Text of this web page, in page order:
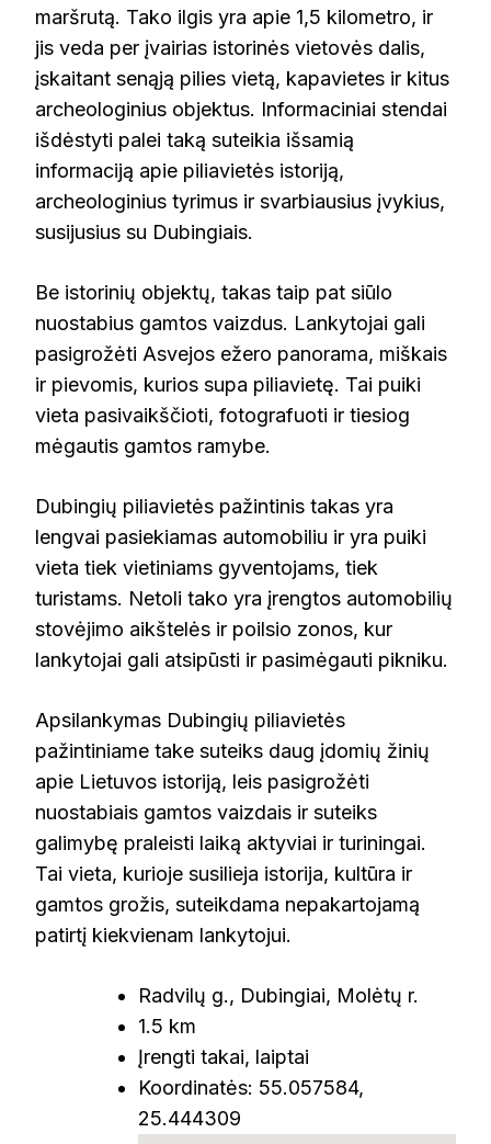
maršrutą. Tako ilgis yra apie 1,5 kilometro, ir
jis veda per įvairias istorinės vietovės dalis,
įskaitant senąją pilies vietą, kapavietes ir kitus
archeologinius objektus. Informaciniai stendai
išdėstyti palei taką suteikia išsamią
informaciją apie piliavietės istoriją,
archeologinius tyrimus ir svarbiausius įvykius,
susijusius su Dubingiais.
Be istorinių objektų, takas taip pat siūlo
nuostabius gamtos vaizdus. Lankytojai gali
pasigrožėti Asvejos ežero panorama, miškais
ir pievomis, kurios supa piliavietę. Tai puiki
vieta pasivaikščioti, fotografuoti ir tiesiog
mėgautis gamtos ramybe.
Dubingių piliavietės pažintinis takas yra
lengvai pasiekiamas automobiliu ir yra puiki
vieta tiek vietiniams gyventojams, tiek
turistams. Netoli tako yra įrengtos automobilių
stovėjimo aikštelės ir poilsio zonos, kur
lankytojai gali atsipūsti ir pasimėgauti pikniku.
Apsilankymas Dubingių piliavietės
pažintiniame take suteiks daug įdomių žinių
apie Lietuvos istoriją, leis pasigrožėti
nuostabiais gamtos vaizdais ir suteiks
galimybę praleisti laiką aktyviai ir turiningai.
Tai vieta, kurioje susilieja istorija, kultūra ir
gamtos grožis, suteikdama nepakartojamą
patirtį kiekvienam lankytojui.
Radvilų g., Dubingiai, Molėtų r.
1.5 km
Įrengti takai, laiptai
Koordinatės: 55.057584,
25.444309